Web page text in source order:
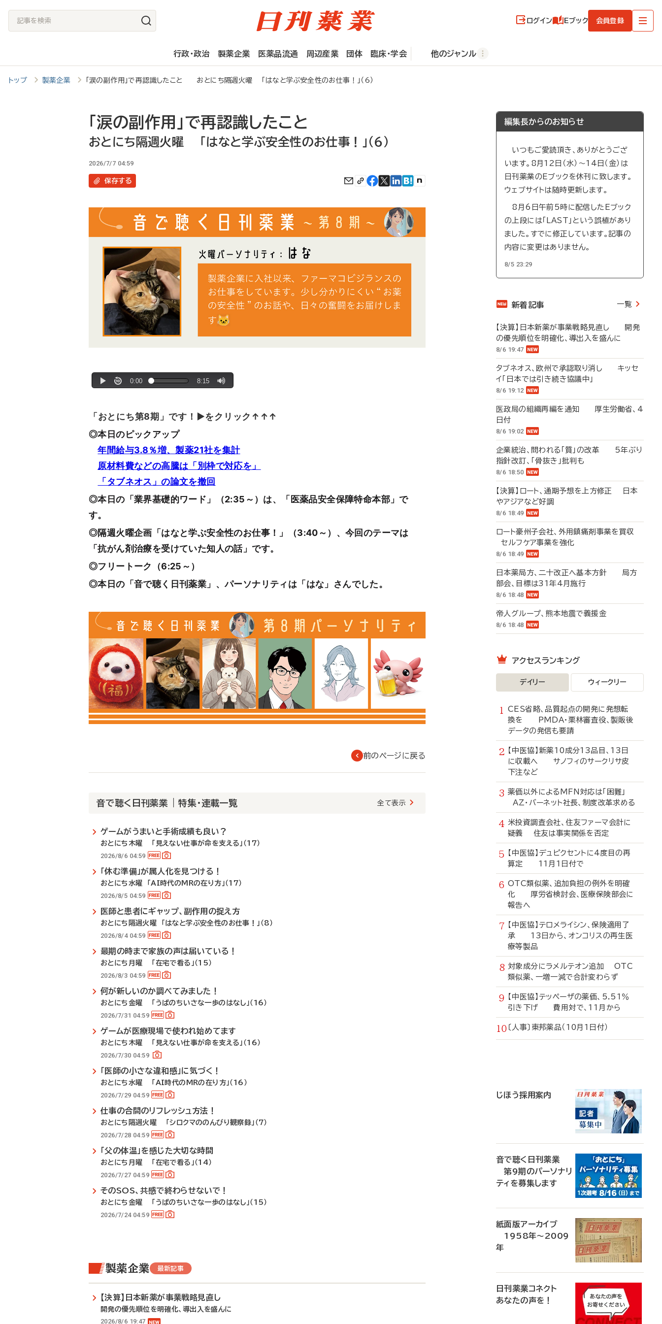
記
事
検
索
ログイン Eブック 会員登録
行政・政治 製薬企業 医薬品流通 周辺産業 団体 臨床・学会 他のジャンル
トップ 製薬企業 「涙の副作用」で再認識したこと おとにち隔週火曜 「はなと学ぶ安全性のお仕事！」（6）
「涙の副作用」で再認識したこと
おとにち隔週火曜 「はなと学ぶ安全性のお仕事！」（6）
2026/7/7 04:59
保存する
「おとにち第8期」です！▶をクリック↑↑↑
◎本日のピックアップ
年間給与3.8％増、製薬21社を集計
原材料費などの高騰は「別枠で対応を」
「タブネオス」の論文を撤回
◎本日の「業界基礎的ワード」（2:35～）は、「医薬品安全保障特命本部」で
す。
◎隔週火曜企画「はなと学ぶ安全性のお仕事！」（3:40～）、今回のテーマは
「抗がん剤治療を受けていた知人の話」です。
◎フリートーク（6:25～）
◎本日の「音で聴く日刊薬業」、パーソナリティは「はな」さんでした。
前のページに戻る
音で聴く日刊薬業 | 特集・連載一覧 全て表示
ゲームがうまいと手術成績も良い？
おとにち木曜 「見えない仕事が命を支える」（17）
2026/8/6 04:59
「休む準備」が属人化を見つける！
おとにち水曜 「AI時代のMRの在り方」（17）
2026/8/5 04:59
医師と患者にギャップ、副作用の捉え方
おとにち隔週火曜 「はなと学ぶ安全性のお仕事！」（8）
2026/8/4 04:59
最期の時まで家族の声は届いている！
おとにち月曜 「在宅で看る」（15）
2026/8/3 04:59
何が新しいのか調べてみました！
おとにち金曜 「うぱのちいさな一歩のはなし」（16）
2026/7/31 04:59
ゲームが医療現場で使われ始めてます
おとにち木曜 「見えない仕事が命を支える」（16）
2026/7/30 04:59
「医師の小さな違和感」に気づく！
おとにち水曜 「AI時代のMRの在り方」（16）
2026/7/29 04:59
仕事の合間のリフレッシュ方法！
おとにち隔週火曜 「シロクマののんびり観察録」（7）
2026/7/28 04:59
「父の体温」を感じた大切な時間
おとにち月曜 「在宅で看る」（14）
2026/7/27 04:59
そのSOS、共感で終わらせないで！
おとにち金曜 「うぱのちいさな一歩のはなし」（15）
2026/7/24 04:59
製薬企業 最新記事
【決算】日本新薬が事業戦略見直し
開発の優先順位を明確化、導出入を盛んに
2026/8/6 19:47
編集長からのお知らせ
いつもご愛読頂き、ありがとうござ
います。8月12日（水）～14日（金）は
日刊薬業のEブックを休刊に致します。
ウェブサイトは随時更新します。
8月6日午前5時に配信したEブック
の上段には「LAST」という誤植があり
ました。すでに修正しています。記事の
内容に変更はありません。
8/5 23:29
新着記事 一覧
【決算】日本新薬が事業戦略見直し 開発
の優先順位を明確化、導出入を盛んに
8/6 19:47
タブネオス、欧州で承認取り消し キッセ
イ「日本では引き続き協議中」
8/6 19:12
医政局の組織再編を通知 厚生労働省、4
日付
8/6 19:02
企業統治、問われる「質」の改革 5年ぶり
指針改訂、「骨抜き」批判も
8/6 18:50
【決算】ロート、通期予想を上方修正 日本
やアジアなど好調
8/6 18:49
ロート豪州子会社、外用鎮痛剤事業を買収
セルフケア事業を強化
8/6 18:49
日本薬局方、二十改正へ基本方針 局方
部会、目標は31年4月施行
8/6 18:48
帝人グループ、熊本地震で義援金
8/6 18:48
アクセスランキング
デイリー ウィークリー
CES省略、品質起点の開発に発想転
換を PMDA・栗林審査役、製販後
データの発信も要請
【中医協】新薬10成分13品目、13日
に収載へ サノフィのサークリサ皮
下注など
薬価以外によるMFN対応は「困難」
AZ・バーネット社長、制度改革求める
米投資調査会社、住友ファーマ会計に
疑義 住友は事実関係を否定
【中医協】デュピクセントに4度目の再
算定 11月1日付で
OTC類似薬、追加負担の例外を明確
化 厚労省検討会、医療保険部会に
報告へ
【中医協】テロメライシン、保険適用了
承 13日から、オンコリスの再生医
療等製品
対象成分にラメルテオン追加 OTC
類似薬、一増一減で合計変わらず
【中医協】テッペーザの薬価、5.51％
引き下げ 費用対で、11月から
〔人事〕東邦薬品（10月1日付）
じほう採用案内
音で聴く日刊薬業
第9期のパーソナリ
ティを募集します
紙面版アーカイブ
1958年～2009
年
日刊薬業コネクト
あなたの声を！